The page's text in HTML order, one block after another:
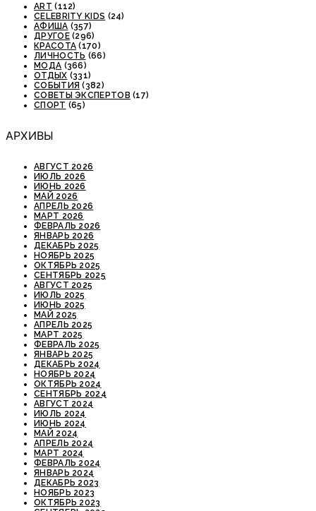
ART (112)
CELEBRITY KIDS (24)
АФИША (357)
ДРУГОЕ(296)
КРАСОТА (170)
ЛИЧНОСТЬ (66)
МОДА (366)
ОТДЫХ (331)
СОБЫТИЯ (382)
СОВЕТЫ ЭКСПЕРТОВ (17)
СПОРТ (65)
АРХИВЫ
АВГУСТ 2026
ИЮЛЬ 2026
ИЮНЬ 2026
МАЙ 2026
АПРЕЛЬ 2026
МАРТ 2026
ФЕВРАЛЬ 2026
ЯНВАРЬ 2026
ДЕКАБРЬ 2025
НОЯБРЬ 2025
ОКТЯБРЬ 2025
СЕНТЯБРЬ 2025
АВГУСТ 2025
ИЮЛЬ 2025
ИЮНЬ 2025
МАЙ 2025
АПРЕЛЬ 2025
МАРТ 2025
ФЕВРАЛЬ 2025
ЯНВАРЬ 2025
ДЕКАБРЬ 2024
НОЯБРЬ 2024
ОКТЯБРЬ 2024
СЕНТЯБРЬ 2024
АВГУСТ 2024
ИЮЛЬ 2024
ИЮНЬ 2024
МАЙ 2024
АПРЕЛЬ 2024
МАРТ 2024
ФЕВРАЛЬ 2024
ЯНВАРЬ 2024
ДЕКАБРЬ 2023
НОЯБРЬ 2023
ОКТЯБРЬ 2023